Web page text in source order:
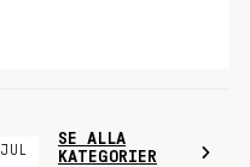
JUL
SE ALLA
KATEGORIER